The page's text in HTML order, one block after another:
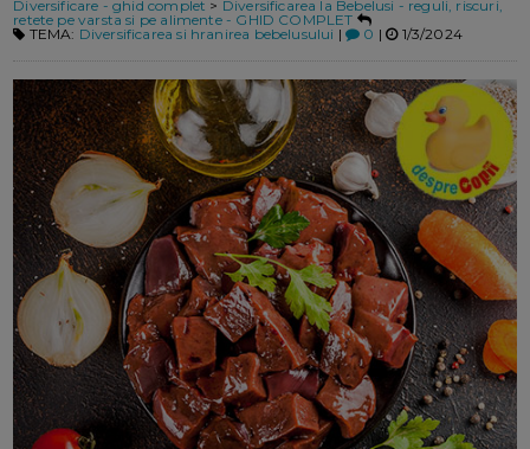
Diversificare - ghid complet > Diversificarea la Bebelusi - reguli, riscuri,
retete pe varsta si pe alimente - GHID COMPLET
TEMA: Diversificarea si hranirea bebelusului | 0 | 1/3/2024